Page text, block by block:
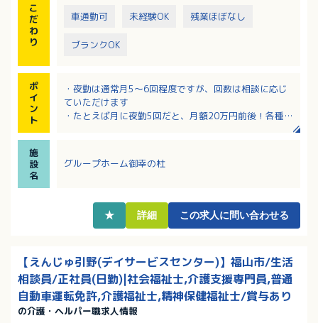
こ
だ
わ
り
車通勤可 未経験OK 残業ほぼなし
ブランクOK
ポ
イ
ン
ト
・夜勤は通常月5～6回程度ですが、回数は相談に応じ
ていただけます
・たとえば月に夜勤5回だと、月額20万円前後！各種手
・時間外勤務ほぼ無し！職員専用の休憩室完備でオ
ン・オフのメリハリをつけて勤務できます！
施
設
名
グループホーム御幸の杜
★ 詳細 この求人に問い合わせる
【えんじゅ引野(デイサービスセンター)】福山市/生活
相談員/正社員(日勤)|社会福祉士,介護支援専門員,普通
自動車運転免許,介護福祉士,精神保健福祉士/賞与あり
の介護・ヘルパー職求人情報